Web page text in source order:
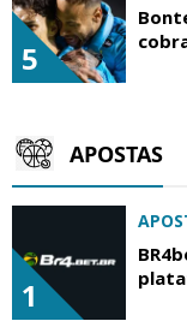
5
APOSTAS
1